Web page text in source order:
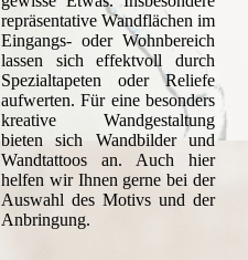
repräsentative Wandflächen im
Eingangs- oder Wohnbereich
lassen sich effektvoll durch
Spezialtapeten oder Reliefe
aufwerten. Für eine besonders
kreative Wandgestaltung
bieten sich Wandbilder und
Wandtattoos an. Auch hier
helfen wir Ihnen gerne bei der
Auswahl des Motivs und der
Anbringung.